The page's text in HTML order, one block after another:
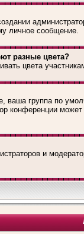
личное сообщение.
разные цвета?
цвета
ваша группа по
конференции
и